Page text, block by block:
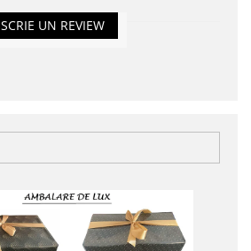
SCRIE UN REVIEW